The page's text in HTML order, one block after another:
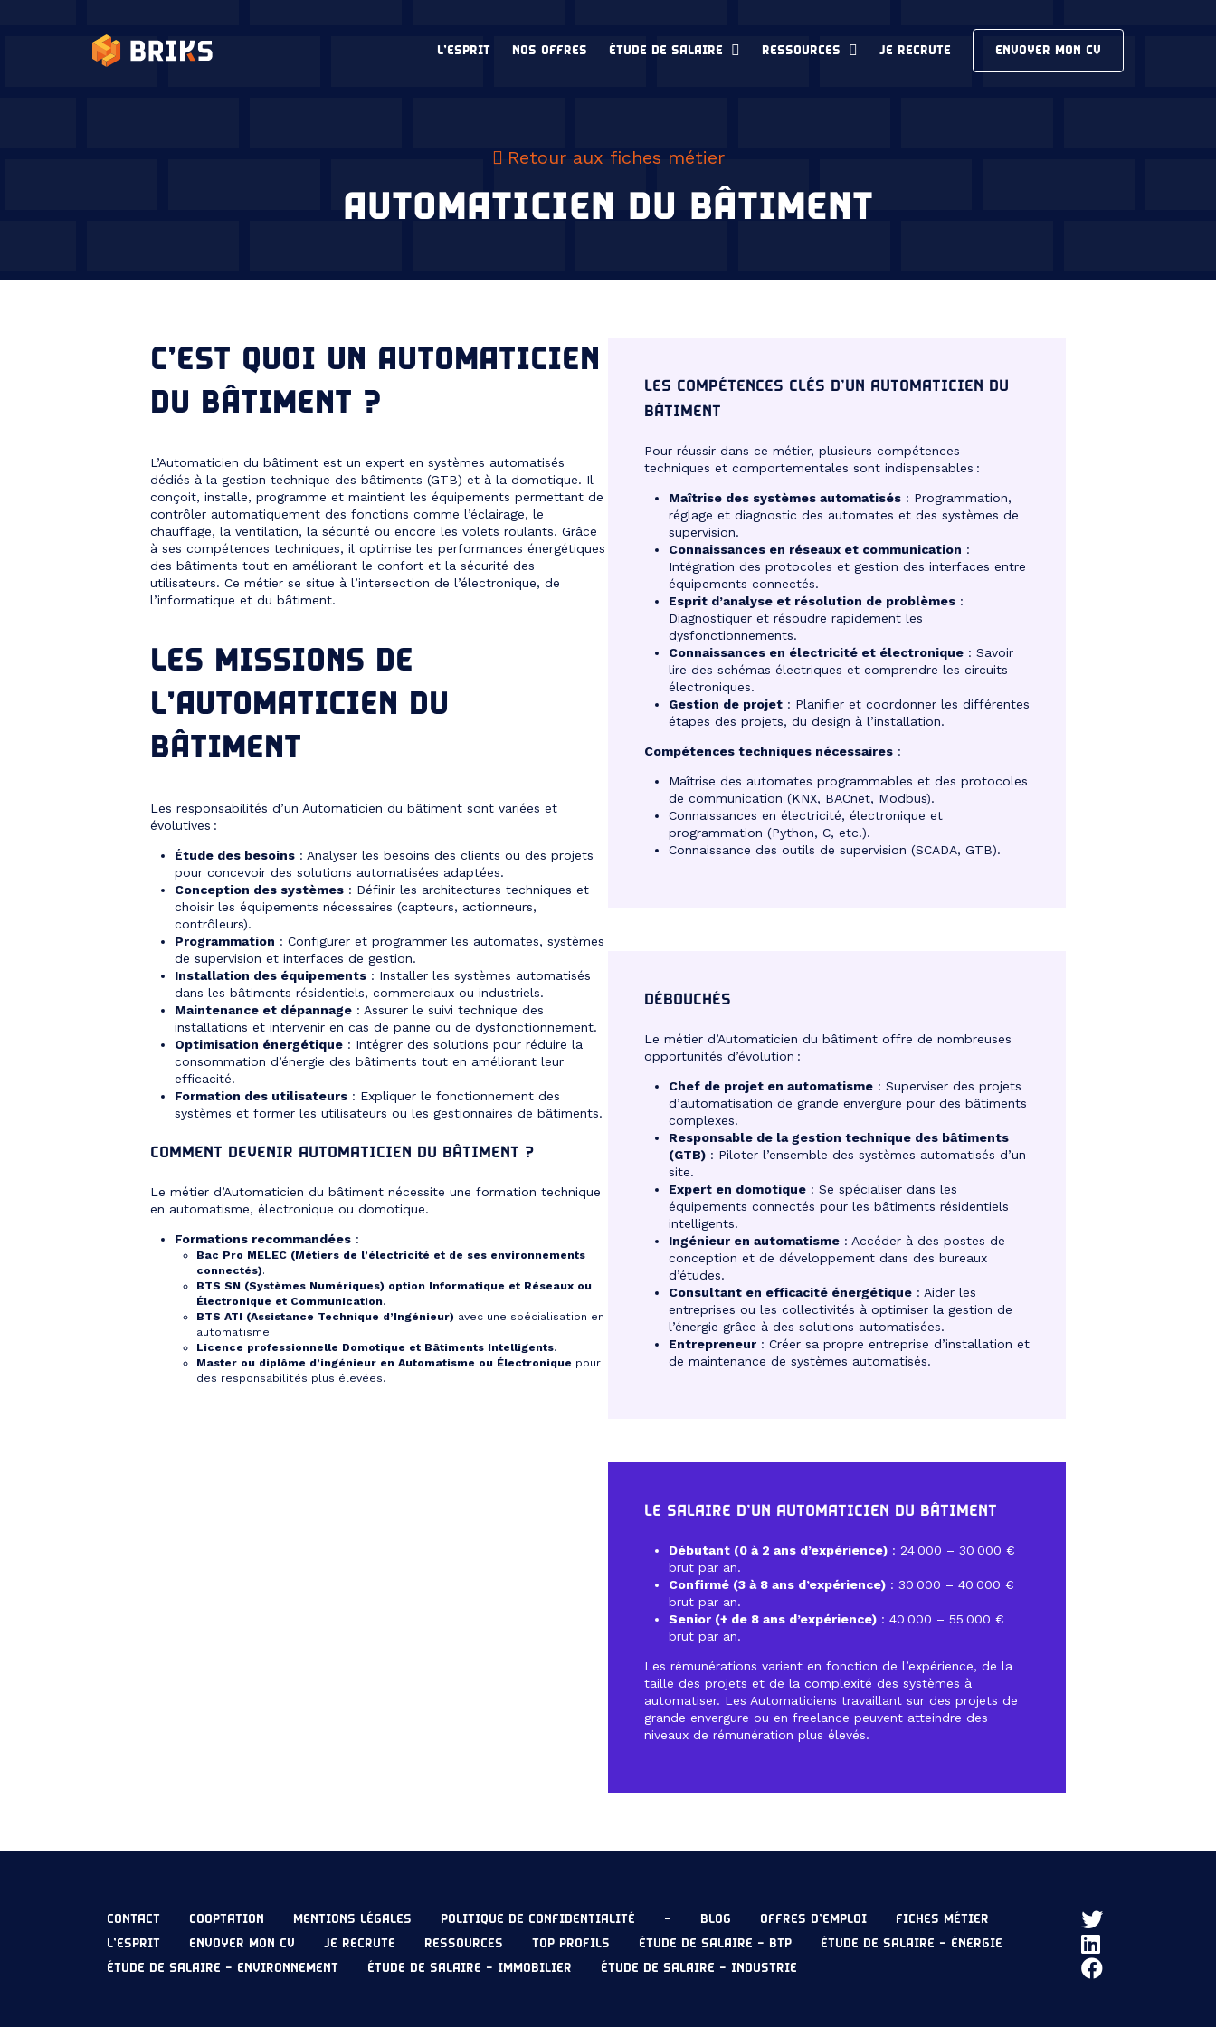
L’ESPRIT NOS OFFRES ÉTUDE DE SALAIRE RESSOURCES JE RECRUTE ENVOYER MON CV
Retour aux fiches métier
AUTOMATICIEN DU BÂTIMENT
C’EST QUOI UN AUTOMATICIEN
DU BÂTIMENT ?
L’Automaticien du bâtiment est un expert en systèmes automatisés
dédiés à la gestion technique des bâtiments (GTB) et à la domotique. Il
conçoit, installe, programme et maintient les équipements permettant de
contrôler automatiquement des fonctions comme l’éclairage, le
chauffage, la ventilation, la sécurité ou encore les volets roulants. Grâce
à ses compétences techniques, il optimise les performances énergétiques
des bâtiments tout en améliorant le confort et la sécurité des
utilisateurs. Ce métier se situe à l’intersection de l’électronique, de
l’informatique et du bâtiment.
LES MISSIONS DE
L’AUTOMATICIEN DU
BÂTIMENT
Les responsabilités d’un Automaticien du bâtiment sont variées et
évolutives :
Étude des besoins : Analyser les besoins des clients ou des projets
pour concevoir des solutions automatisées adaptées.
Conception des systèmes : Définir les architectures techniques et
choisir les équipements nécessaires (capteurs, actionneurs,
contrôleurs).
Programmation : Configurer et programmer les automates, systèmes
de supervision et interfaces de gestion.
Installation des équipements : Installer les systèmes automatisés
dans les bâtiments résidentiels, commerciaux ou industriels.
Maintenance et dépannage : Assurer le suivi technique des
installations et intervenir en cas de panne ou de dysfonctionnement.
Optimisation énergétique : Intégrer des solutions pour réduire la
consommation d’énergie des bâtiments tout en améliorant leur
efficacité.
Formation des utilisateurs : Expliquer le fonctionnement des
systèmes et former les utilisateurs ou les gestionnaires de bâtiments.
COMMENT DEVENIR AUTOMATICIEN DU BÂTIMENT ?
Le métier d’Automaticien du bâtiment nécessite une formation technique
en automatisme, électronique ou domotique.
Formations recommandées :
Bac Pro MELEC (Métiers de l’électricité et de ses environnements
connectés).
BTS SN (Systèmes Numériques) option Informatique et Réseaux ou
Électronique et Communication.
BTS ATI (Assistance Technique d’Ingénieur) avec une spécialisation en
automatisme.
Licence professionnelle Domotique et Bâtiments Intelligents.
Master ou diplôme d’ingénieur en Automatisme ou Électronique pour
des responsabilités plus élevées.
LES COMPÉTENCES CLÉS D’UN AUTOMATICIEN DU
BÂTIMENT
Pour réussir dans ce métier, plusieurs compétences
techniques et comportementales sont indispensables :
Maîtrise des systèmes automatisés : Programmation,
réglage et diagnostic des automates et des systèmes de
supervision.
Connaissances en réseaux et communication :
Intégration des protocoles et gestion des interfaces entre
équipements connectés.
Esprit d’analyse et résolution de problèmes :
Diagnostiquer et résoudre rapidement les
dysfonctionnements.
Connaissances en électricité et électronique : Savoir
lire des schémas électriques et comprendre les circuits
électroniques.
Gestion de projet : Planifier et coordonner les différentes
étapes des projets, du design à l’installation.
Compétences techniques nécessaires :
Maîtrise des automates programmables et des protocoles
de communication (KNX, BACnet, Modbus).
Connaissances en électricité, électronique et
programmation (Python, C, etc.).
Connaissance des outils de supervision (SCADA, GTB).
DÉBOUCHÉS
Le métier d’Automaticien du bâtiment offre de nombreuses
opportunités d’évolution :
Chef de projet en automatisme : Superviser des projets
d’automatisation de grande envergure pour des bâtiments
complexes.
Responsable de la gestion technique des bâtiments
(GTB) : Piloter l’ensemble des systèmes automatisés d’un
site.
Expert en domotique : Se spécialiser dans les
équipements connectés pour les bâtiments résidentiels
intelligents.
Ingénieur en automatisme : Accéder à des postes de
conception et de développement dans des bureaux
d’études.
Consultant en efficacité énergétique : Aider les
entreprises ou les collectivités à optimiser la gestion de
l’énergie grâce à des solutions automatisées.
Entrepreneur : Créer sa propre entreprise d’installation et
de maintenance de systèmes automatisés.
LE SALAIRE D’UN AUTOMATICIEN DU BÂTIMENT
Débutant (0 à 2 ans d’expérience) : 24 000 – 30 000 €
brut par an.
Confirmé (3 à 8 ans d’expérience) : 30 000 – 40 000 €
brut par an.
Senior (+ de 8 ans d’expérience) : 40 000 – 55 000 €
brut par an.
Les rémunérations varient en fonction de l’expérience, de la
taille des projets et de la complexité des systèmes à
automatiser. Les Automaticiens travaillant sur des projets de
grande envergure ou en freelance peuvent atteindre des
niveaux de rémunération plus élevés.
CONTACT COOPTATION MENTIONS LÉGALES POLITIQUE DE CONFIDENTIALITÉ – BLOG OFFRES D’EMPLOI
FICHES MÉTIER
L’ESPRIT
ENVOYER MON CV JE RECRUTE RESSOURCES TOP PROFILS ÉTUDE DE SALAIRE – BTP
ÉTUDE DE SALAIRE – ÉNERGIE
ÉTUDE DE SALAIRE – ENVIRONNEMENT
ÉTUDE DE SALAIRE – IMMOBILIER ÉTUDE DE SALAIRE – INDUSTRIE